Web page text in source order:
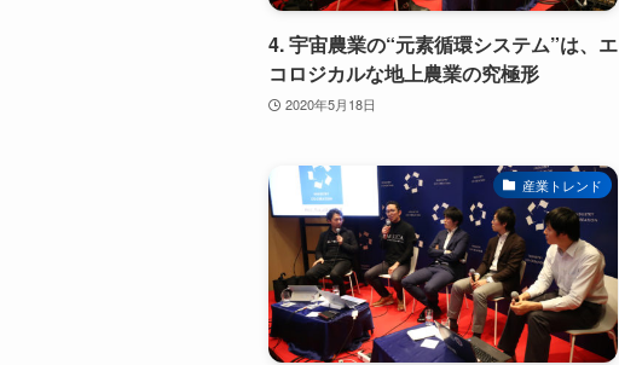
4. 宇宙農業の“元素循環システム”は、エ
コロジカルな地上農業の究極形
2020年5月18日
産業トレンド